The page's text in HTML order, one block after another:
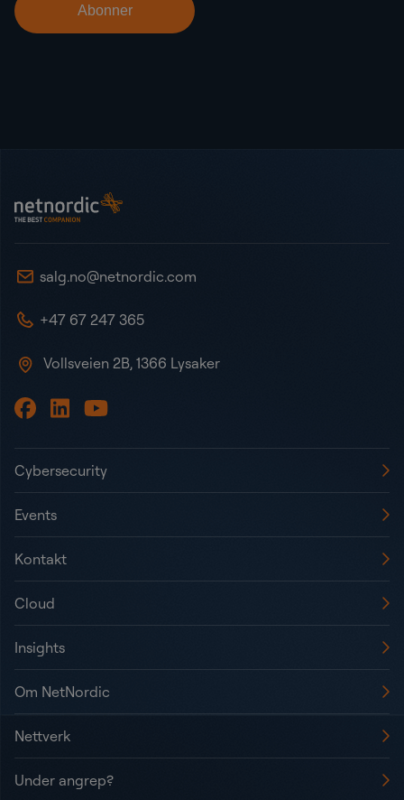
NetNordic Norway
salg.no@netnordic.com
+47 67 247 365
Vollsveien 2B, 1366 Lysaker
Cybersecurity
Events
Kontakt
Cloud
Insights
Om NetNordic
Nettverk
Under angrep?